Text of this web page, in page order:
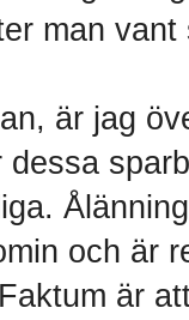
man vant
är jag
dessa
och är
är